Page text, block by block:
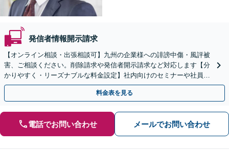
発信者情報開示請求
【オンライン相談・出張相談可】九州の企業様への誹謗中傷・風評被
害、ご相談ください。削除請求や発信者開示請求など対応します【分
かりやすく・リーズナブルな料金設定】社内向けのセミナーや社員教
育もお任せ【藤崎駅徒歩5分】【弁護士歴7年】
料金表を見る
電話でお問い合わせ メールでお問い合わせ